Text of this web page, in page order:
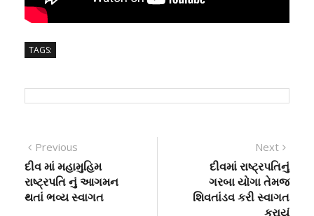
TAGS:
Post
navigation
Previous
post:
દીવ માં મહામુહિમ
રાષ્ટ્રપતિ નું આગમન
થતાં ભવ્ય સ્વાગત
Next
post:
દીવમાં રાષ્ટ્રપતિનું
ગરબા યોગા તેમજ
શિવતાંડવ કરી સ્વાગત
કરાયું